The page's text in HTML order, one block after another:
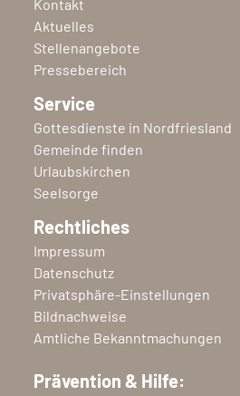
Kontakt
Aktuelles
Stellenangebote
Pressebereich
Service
Gottesdienste in Nordfriesland
Gemeinde finden
Urlaubskirchen
Seelsorge
Rechtliches
Impressum
Datenschutz
Privatsphäre-Einstellungen
Bildnachweise
Amtliche Bekanntmachungen
Prävention & Hilfe: